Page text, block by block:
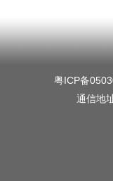
粤ICP备
通信地